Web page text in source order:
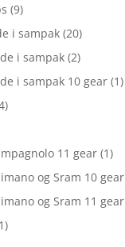
(9)
i sampak (20)
i sampak (2)
i sampak 10 gear (1)
11 gear (1)
og Sram 10 gear
og Sram 11 gear